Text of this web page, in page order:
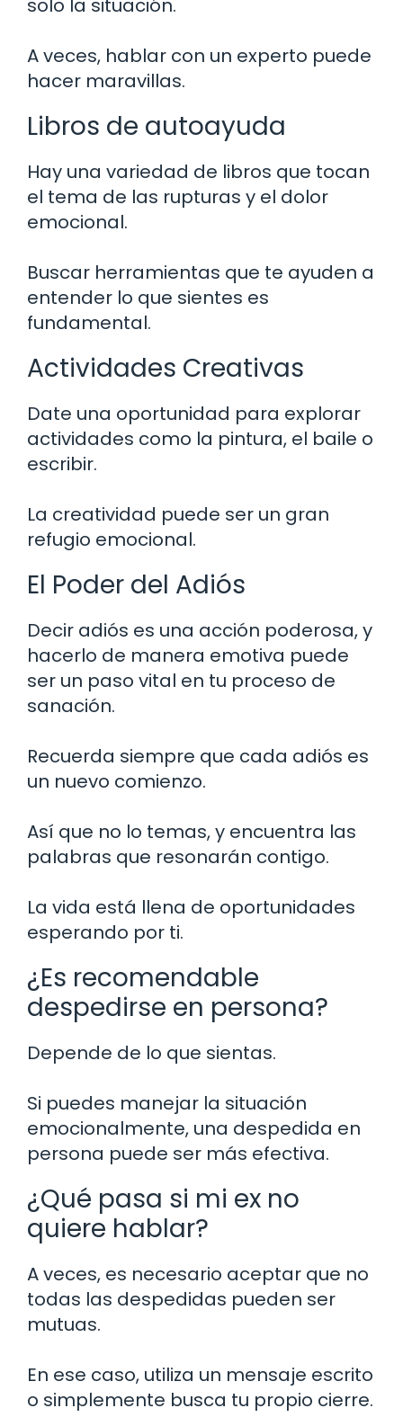
solo la situación.
A veces, hablar con un experto puede
hacer maravillas.
Libros de autoayuda
Hay una variedad de libros que tocan
el tema de las rupturas y el dolor
emocional.
Buscar herramientas que te ayuden a
entender lo que sientes es
fundamental.
Actividades Creativas
Date una oportunidad para explorar
actividades como la pintura, el baile o
escribir.
La creatividad puede ser un gran
refugio emocional.
El Poder del Adiós
Decir adiós es una acción poderosa, y
hacerlo de manera emotiva puede
ser un paso vital en tu proceso de
sanación.
Recuerda siempre que cada adiós es
un nuevo comienzo.
Así que no lo temas, y encuentra las
palabras que resonarán contigo.
La vida está llena de oportunidades
esperando por ti.
¿Es recomendable
despedirse en persona?
Depende de lo que sientas.
Si puedes manejar la situación
emocionalmente, una despedida en
persona puede ser más efectiva.
¿Qué pasa si mi ex no
quiere hablar?
A veces, es necesario aceptar que no
todas las despedidas pueden ser
mutuas.
En ese caso, utiliza un mensaje escrito
o simplemente busca tu propio cierre.